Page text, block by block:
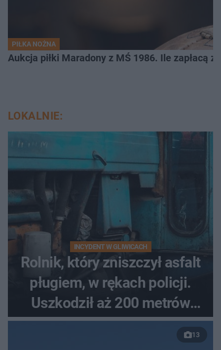
PIŁKA NOŻNA
Aukcja piłki Maradony z MŚ 1986. Ile zapłacą
LOKALNIE:
INCYDENT W GLIWICACH
Rolnik, który zniszczył asfalt
pługiem, w rękach policji.
Uszkodził aż 200 metrów
nowej drogi
13